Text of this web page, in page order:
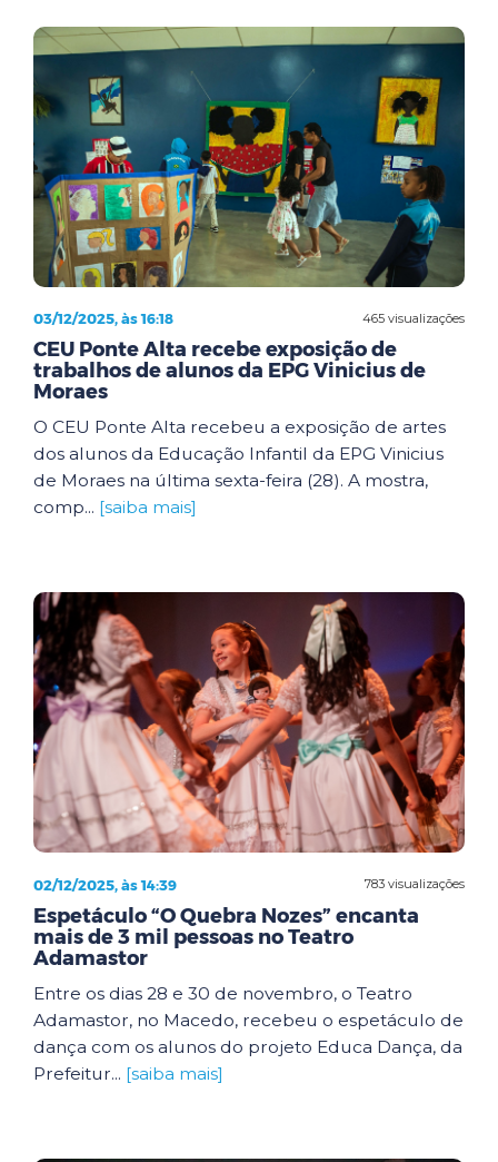
465 visualizações
03/12/2025, às 16:18
CEU Ponte Alta recebe exposição de
trabalhos de alunos da EPG Vinicius de
Moraes
O CEU Ponte Alta recebeu a exposição de artes
dos alunos da Educação Infantil da EPG Vinicius
de Moraes na última sexta-feira (28). A mostra,
comp... [saiba mais]
783 visualizações
02/12/2025, às 14:39
Espetáculo “O Quebra Nozes” encanta
mais de 3 mil pessoas no Teatro
Adamastor
Entre os dias 28 e 30 de novembro, o Teatro
Adamastor, no Macedo, recebeu o espetáculo de
dança com os alunos do projeto Educa Dança, da
Prefeitur... [saiba mais]